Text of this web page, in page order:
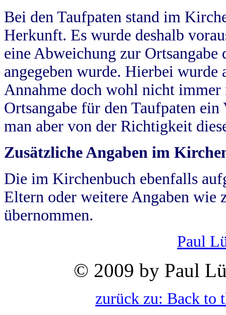
Bei den Taufpaten stand im
Herkunft. Es wurde deshalb
eine Abweichung zur
angegeben wurde. Hierbei wurde
Annahme doch wohl nicht
Ortsangabe für den Taufpaten
man aber von der Richtigkeit
Zusätzliche Angaben im
Die im Kirchenbuch ebenfalls
Eltern oder weitere Angaben wie
übernommen.
Paul
© 2009 by Paul
zurück zu: Back to